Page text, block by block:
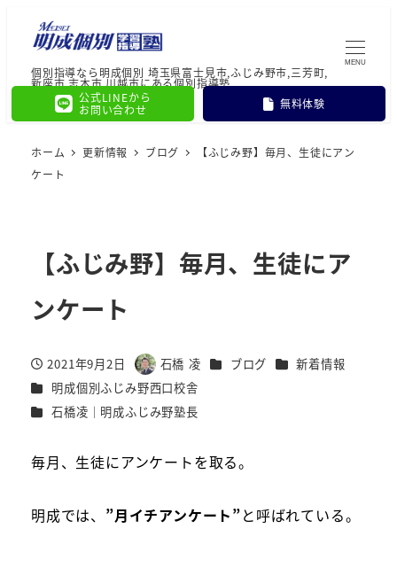
個別指導なら明成個別 埼玉県富士見市,ふじみ野市,三芳町,
新座市,志木市,川越市にある個別指導塾
公式LINEから
お問い合わせ
無料体験
MENU
ホーム 更新情報 ブログ
【ふじみ野】毎月、生徒にアン
ケート
【ふじみ野】毎月、生徒にア
ンケート
投稿日
2021年9月2日
著
者
石橋 凌 カテゴリー
ブログ カテゴリー
新着情報
カテゴリー
明成個別ふじみ野西口校舎
カテゴリー
石橋凌｜明成ふじみ野塾長
毎月、生徒にアンケートを取る。
明成では、 ”月イチアンケート”と呼ばれている。